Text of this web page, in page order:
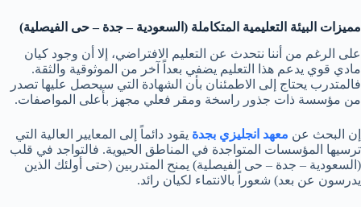
مميزات البيئة التعليمية المتكاملة (السعودية – جدة – حى الفيصلية)
على الرغم من أننا نتحدث عن التعليم الافتراضي، إلا أن وجود كيان
مادي قوي يدعم هذا التعليم يضفي بعداً آخر من الموثوقية والثقة.
فالمتدرب يحتاج إلى الاطمئنان بأن الشهادة التي سيحصل عليها تصدر
من مؤسسة ذات جذور راسخة ومقر فعلي مجهز بأعلى المواصفات.
إن البحث عن معهد انجليزي بجدة يقود دائماً إلى المعايير العالية التي
ترسيها المؤسسات المتواجدة في المناطق الحيوية. فالتواجد في قلب
(السعودية – جدة – حى الفيصلية) يمنح المتدربين (حتى أولئك الذين
يدرسون عن بعد) شعوراً بالانتماء لكيان رائد.